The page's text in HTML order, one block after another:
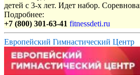
детей с 3-х лет. Идет набор.
Подробнее:
+7 (800) 301-63-41 fitnessdeti.ru
Европейский Гимнастический Центр